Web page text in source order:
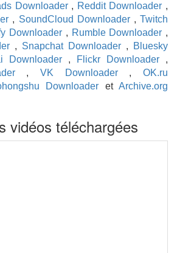
Downloader, Reddit Downloader ,
, SoundCloud Downloader,Twitch
Downloader , Rumble Downloader ,
, Snapchat Downloader ,
Bluesky
Downloader , Flickr Downloader ,
,VK Downloader,OK.ru
Downloader etArchive.org
vidéos téléchargées